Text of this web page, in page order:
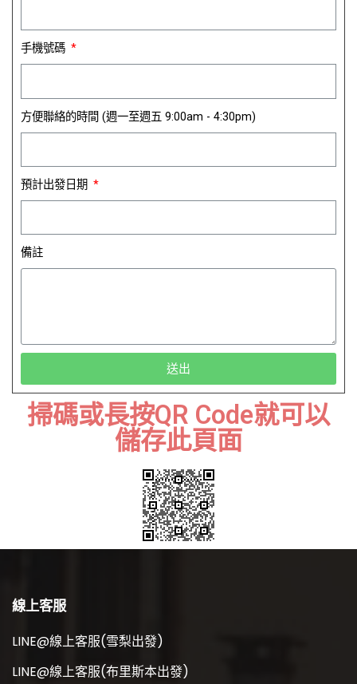
手機號碼
方便聯絡的時間 (週一至週五 9:00am - 4:30pm)
預計出發日期
備註
送出
掃碼或長按QR Code就可以
儲存此頁面
線上客服
LINE@線上客服(雪梨出發)
LINE@線上客服(布里斯本出發)